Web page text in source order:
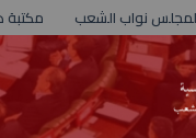
نواب الشعب